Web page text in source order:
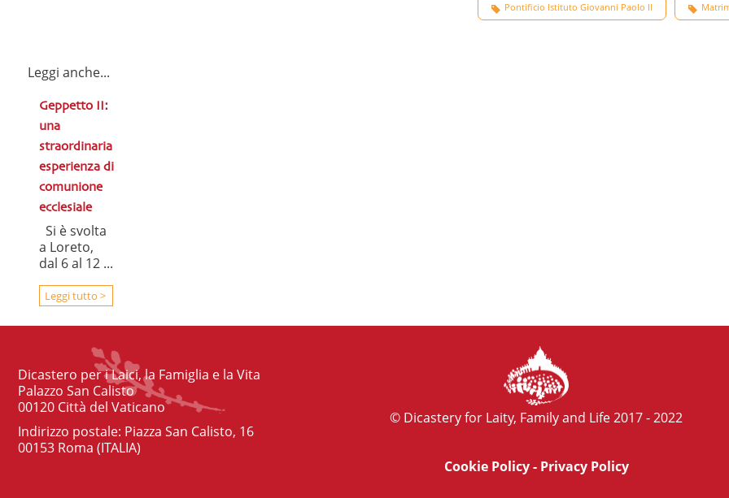
Pontificio Istituto Giovanni Paolo II
Leggi anche...
Geppetto II:
una
straordinaria
esperienza di
comunione
ecclesiale
Si è svolta
a Loreto,
dal 6 al 12 ...
Leggi tutto >
Dicastero per i Laici, la Famiglia e la Vita
Palazzo San Calisto
00120 Città del Vaticano
Indirizzo postale: Piazza San Calisto, 16
00153 Roma (ITALIA)
© Dicastery for Laity, Family and Life 2017 - 2022
Cookie Policy- Privacy Policy